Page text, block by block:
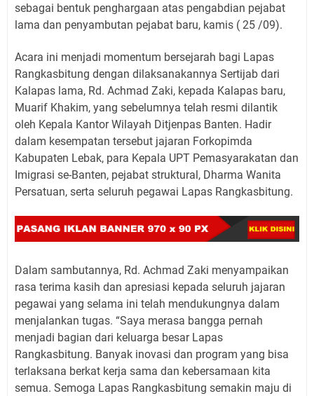
sebagai bentuk penghargaan atas pengabdian pejabat
lama dan penyambutan pejabat baru, kamis ( 25 /09).
Acara ini menjadi momentum bersejarah bagi Lapas
Rangkasbitung dengan dilaksanakannya Sertijab dari
Kalapas lama, Rd. Achmad Zaki, kepada Kalapas baru,
Muarif Khakim, yang sebelumnya telah resmi dilantik
oleh Kepala Kantor Wilayah Ditjenpas Banten. Hadir
dalam kesempatan tersebut jajaran Forkopimda
Kabupaten Lebak, para Kepala UPT Pemasyarakatan dan
Imigrasi se-Banten, pejabat struktural, Dharma Wanita
Persatuan, serta seluruh pegawai Lapas Rangkasbitung.
Dalam sambutannya, Rd. Achmad Zaki menyampaikan
rasa terima kasih dan apresiasi kepada seluruh jajaran
pegawai yang selama ini telah mendukungnya dalam
menjalankan tugas. “Saya merasa bangga pernah
menjadi bagian dari keluarga besar Lapas
Rangkasbitung. Banyak inovasi dan program yang bisa
terlaksana berkat kerja sama dan kebersamaan kita
semua. Semoga Lapas Rangkasbitung semakin maju di